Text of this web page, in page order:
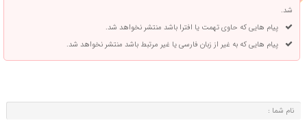
شد.
پیام هایی که حاوی تهمت یا افترا باشد منتشر نخواهد شد.
پیام هایی که به غیر از زبان فارسی یا غیر مرتبط باشد منتشر نخواهد شد.